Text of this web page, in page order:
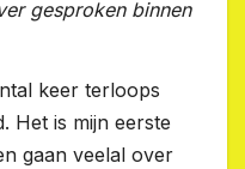
gesproken binnen
keer terloops
Het is mijn eerste
gaan veelal over